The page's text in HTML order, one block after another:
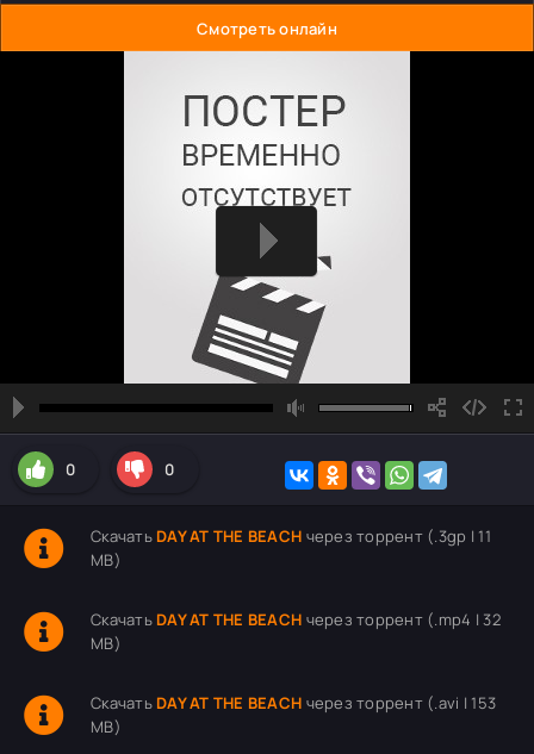
Смотреть онлайн
0 0
Скачать DAY AT THE BEACH через торрент (.3gp | 11
MB)
Скачать DAY AT THE BEACH через торрент (.mp4 | 32
MB)
Скачать DAY AT THE BEACH через торрент (.avi | 153
MB)